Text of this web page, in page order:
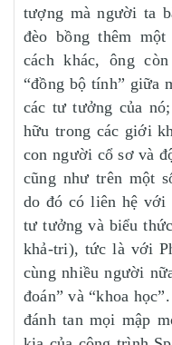
tượng mà người ta
đèo bồng thêm
cách khác, ông
“đồng bộ tính” giữa
các tư tưởng của
hữu trong các giới
con người cổ sơ và
cũng như trên một
do đó có liên hệ
tư tưởng và biểu
khả-tri), tức là với
cùng nhiều người
đoán” và “khoa
đánh tan mọi mập